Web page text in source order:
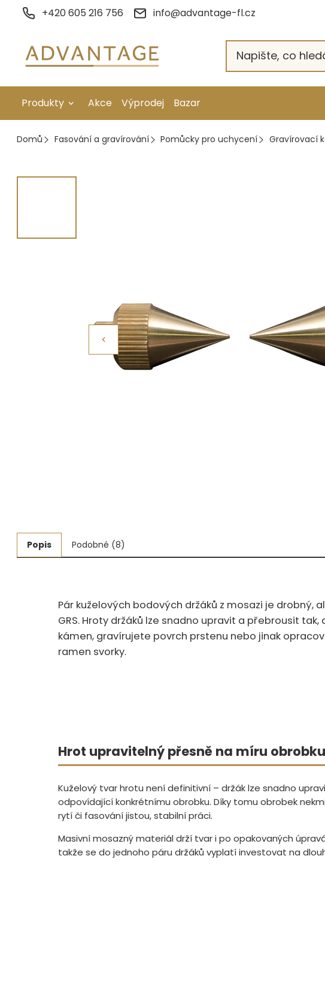
+420 605 216 756 info@advantage-fl.cz
Produkty
Galvanické pokovení
Strojní obrábění
Kompresory a příslušenství
Měřidla, testry, váhy
Základní vybavení dílny
Tvarování
Navlékací nitě, struny, podložky
Lupy a mikroskopy
Akce Výprodej Bazar
Domů Fasování a gravírování Pomůcky pro uchycení Gravírovací
Popis Podobné (8)
Pár kuželových bodových držáků z mosazi je
GRS. Hroty držáků lze snadno upravit a přebrousit
kámen, gravírujete povrch prstenu nebo jinak
ramen svorky.
Hrot upravitelný přesně na míru obrobku
Kuželový tvar hrotu není definitivní – držák lze snadno
odpovídající konkrétnímu obrobku. Díky tomu obrobek
rytí či fasování jistou, stabilní práci.
Masivní mosazný materiál drží tvar i po opakovaných
takže se do jednoho páru držáků vyplatí investovat na